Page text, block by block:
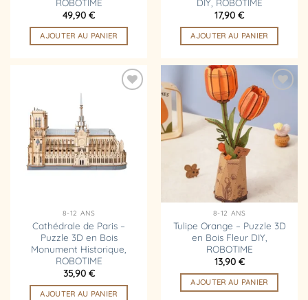
ROBOTIME
49,90 €
AJOUTER AU PANIER
DIY, ROBOTIME
17,90 €
AJOUTER AU PANIER
d’envies
8-12 ANS
Cathédrale de Paris –
Puzzle 3D en Bois
Monument Historique,
ROBOTIME
35,90 €
AJOUTER AU PANIER
Ajouter
d’envies
8-12 ANS
Tulipe Orange – Puzzle 3D
en Bois Fleur DIY,
ROBOTIME
13,90 €
AJOUTER AU PANIER